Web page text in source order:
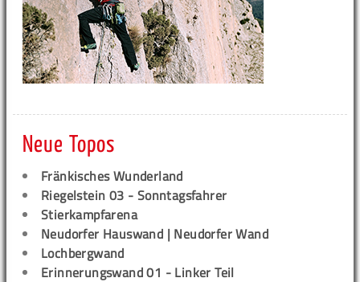
Neue Topos
Fränkisches Wunderland
Riegelstein 03 - Sonntagsfahrer
Stierkampfarena
Neudorfer Hauswand | Neudorfer Wand
Lochbergwand
Erinnerungswand 01 - Linker Teil